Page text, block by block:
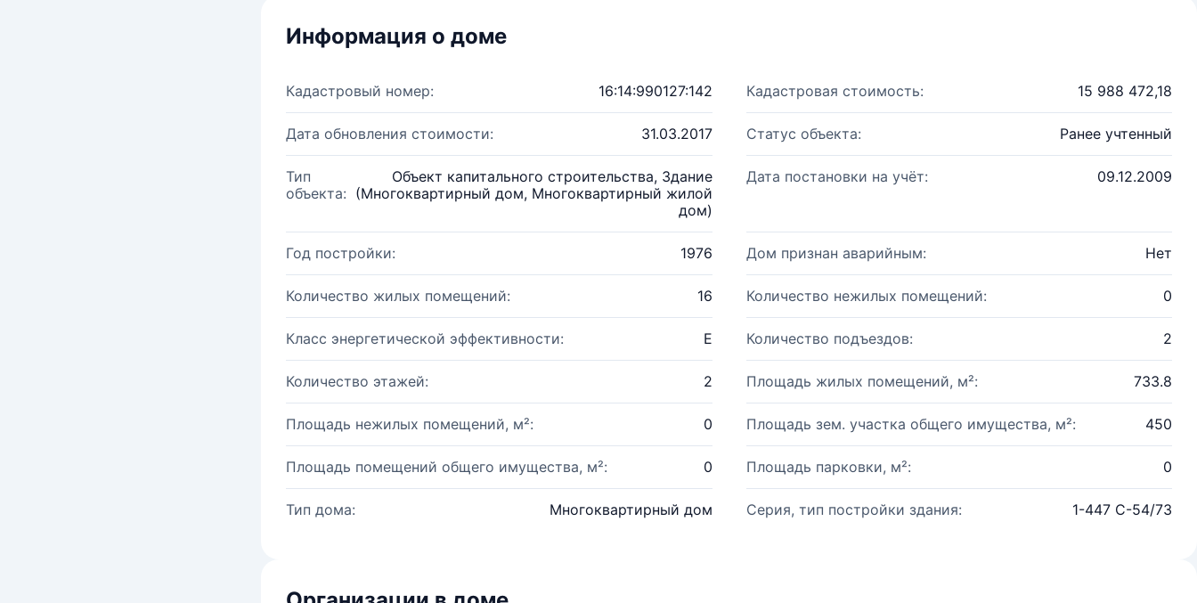
Информация о доме
Кадастровый номер: 16:14:990127:142 Кадастровая стоимость: 15 988 472,18
Дата обновления стоимости: 31.03.2017 Статус объекта: Ранее учтенный
Тип
объекта:
Объект капитального строительства, Здание
(Многоквартирный дом, Многоквартирный жилой
дом)
Дата постановки на учёт: 09.12.2009
Год постройки: 1976 Дом признан аварийным: Нет
Количество жилых помещений: 16 Количество нежилых помещений: 0
Класс энергетической эффективности: E Количество подъездов: 2
Количество этажей: 2 Площадь жилых помещений, м²: 733.8
Площадь нежилых помещений, м²: 0 Площадь зем. участка общего имущества, м²: 450
Площадь помещений общего имущества, м²: 0 Площадь парковки, м²: 0
Тип дома: Многоквартирный дом Серия, тип постройки здания: 1-447 С-54/73